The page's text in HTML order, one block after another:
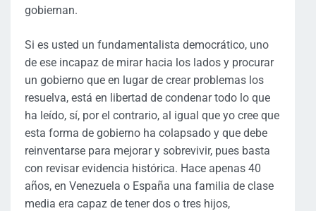
gobiernan.
Si es usted un fundamentalista democrático, uno
de ese incapaz de mirar hacia los lados y procurar
un gobierno que en lugar de crear problemas los
resuelva, está en libertad de condenar todo lo que
ha leído, sí, por el contrario, al igual que yo cree que
esta forma de gobierno ha colapsado y que debe
reinventarse para mejorar y sobrevivir, pues basta
con revisar evidencia histórica. Hace apenas 40
años, en Venezuela o España una familia de clase
media era capaz de tener dos o tres hijos,